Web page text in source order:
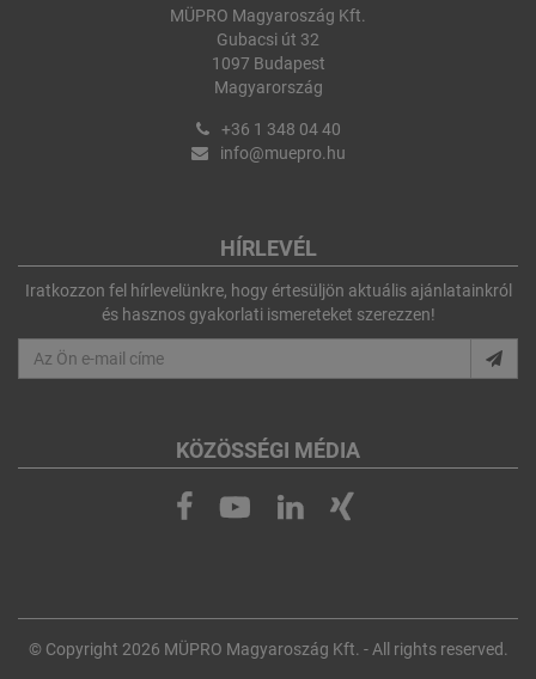
MÜPRO Magyaroszág Kft.
Gubacsi út 32
1097 Budapest
Magyarország
+36 1 348 04 40
info@muepro.hu
HÍRLEVÉL
Iratkozzon fel hírlevelünkre, hogy értesüljön aktuális ajánlatainkról
és hasznos gyakorlati ismereteket szerezzen!
KÖZÖSSÉGI MÉDIA
© Copyright 2026 MÜPRO Magyaroszág Kft. - All rights reserved.